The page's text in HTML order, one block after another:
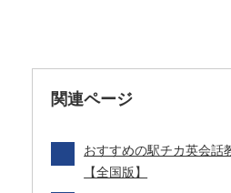
関連ページ
おすすめの駅チカ英会話
【全国版】